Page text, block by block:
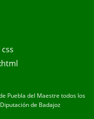
Puebla del Maestre todos los
de Badajoz